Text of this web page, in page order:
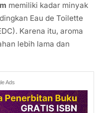
memiliki kadar minyak
Eau de Toilette
Karena itu, aroma
lebih lama dan
Ads